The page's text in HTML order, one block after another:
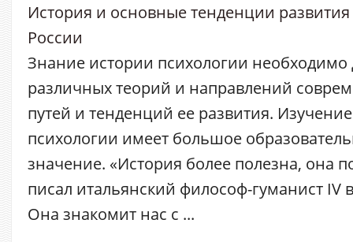
История и основные тенденции
России
Знание истории психологии
различных теорий и направлений
путей и тенденций ее развития.
психологии имеет большое
значение. «История более полезна, она
писал итальянский философ-гуманист IV
Она знакомит нас с ...